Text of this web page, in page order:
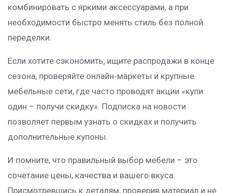
комбинировать с яркими аксессуарами, а при
необходимости быстро менять стиль без полной
переделки.
Если хотите сэкономить, ищите распродажи в конце
сезона, проверяйте онлайн‑маркеты и крупные
мебельные сети, где часто проводят акции «купи
один – получи скидку». Подписка на новости
позволяет первым узнать о скидках и получить
дополнительные купоны.
И помните, что правильный выбор мебели – это
сочетание цены, качества и вашего вкуса.
Присмотревшись к деталям, проверив материал и не